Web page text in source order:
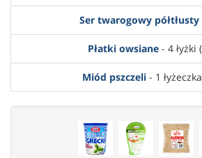
Ser twarogowy półtłusty
Płatki owsiane - 4 łyżki
Miód pszczeli - 1